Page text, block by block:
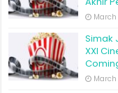
March
Simak
XXI
March